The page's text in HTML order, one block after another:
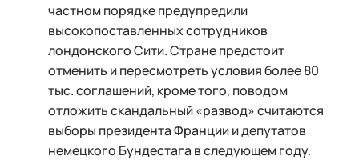
частном порядке предупредили
высокопоставленных сотрудников
лондонского Сити. Стране предстоит
отменить и пересмотреть условия более 80
тыс. соглашений, кроме того, поводом
отложить скандальный «развод» считаются
выборы президента Франции и депутатов
немецкого Бундестага в следующем году.